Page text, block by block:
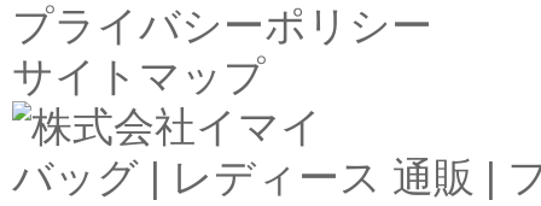
プライバシーポリシー
サイトマップ
バッグ | レディース 通販 |